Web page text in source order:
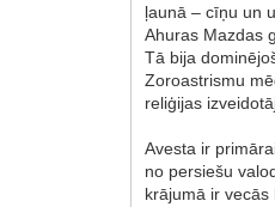
ļaunā – cīņu un
Ahuras Mazdas
Tā bija
Zoroastrismu
reliģijas
Avesta ir
no persiešu
krājumā ir